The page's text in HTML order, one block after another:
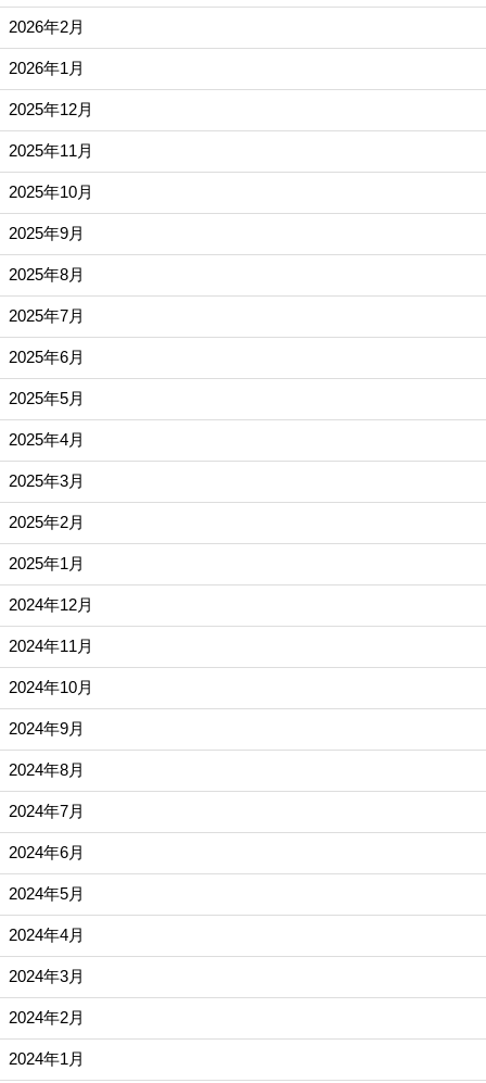
2026年2月
2026年1月
2025年12月
2025年11月
2025年10月
2025年9月
2025年8月
2025年7月
2025年6月
2025年5月
2025年4月
2025年3月
2025年2月
2025年1月
2024年12月
2024年11月
2024年10月
2024年9月
2024年8月
2024年7月
2024年6月
2024年5月
2024年4月
2024年3月
2024年2月
2024年1月